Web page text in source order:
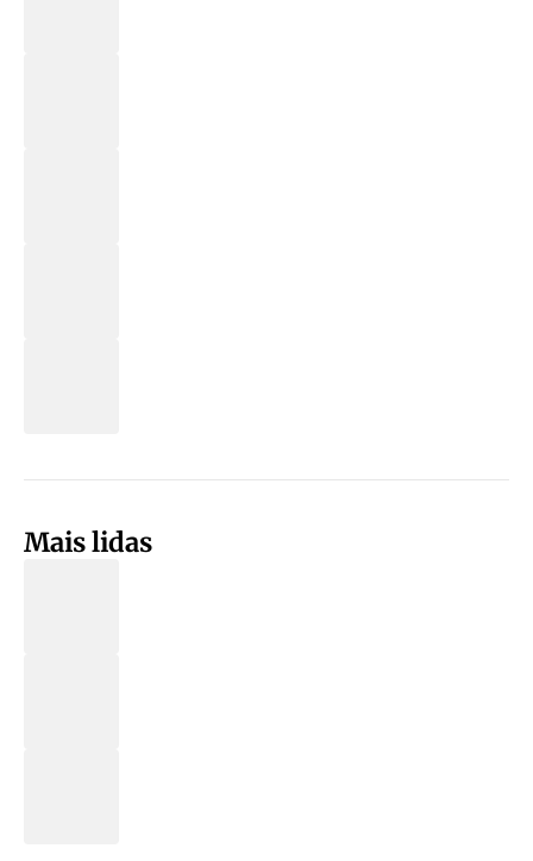
Mais lidas